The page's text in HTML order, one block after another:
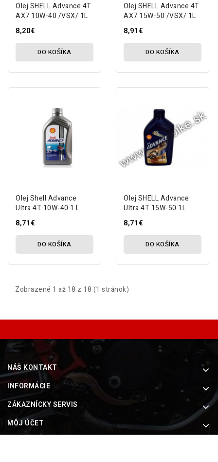
Olej SHELL Advance 4T
AX7 10W-40 /VSX/ 1L
8,20€
DO KOŠÍKA
Olej SHELL Advance 4T
AX7 15W-50 /VSX/ 1L
8,91€
DO KOŠÍKA
Olej Shell Advance
Ultra 4T 10W-40 1 L
8,71€
DO KOŠÍKA
Olej SHELL Advance
Ultra 4T 15W-50 1L
8,71€
DO KOŠÍKA
Zobrazené 1 až 18 z 18 (1 stránok)
NÁŠ KONTAKT
INFORMÁCIE
ZÁKAZNÍCKY SERVIS
MÔJ ÚČET